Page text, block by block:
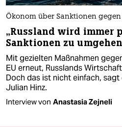
Ökonom über Sanktionen gegen
„Russland wird immer
Sanktionen zu
Mit gezielten Maßnahmen
EU erneut, Russlands
Doch das ist nicht einfach,
Julian Hinz.
Interview von Anastasia Zejneli